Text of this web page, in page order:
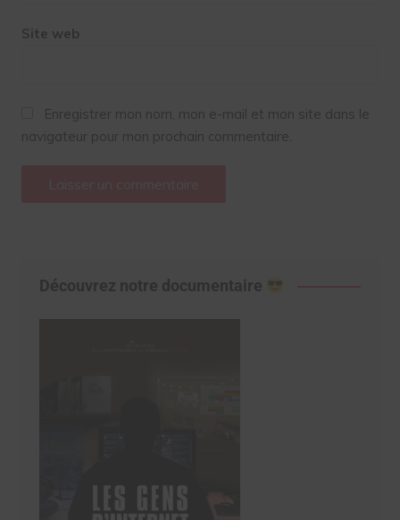
Site web
Enregistrer mon nom, mon e-mail et mon site dans le
navigateur pour mon prochain commentaire.
Découvrez notre documentaire